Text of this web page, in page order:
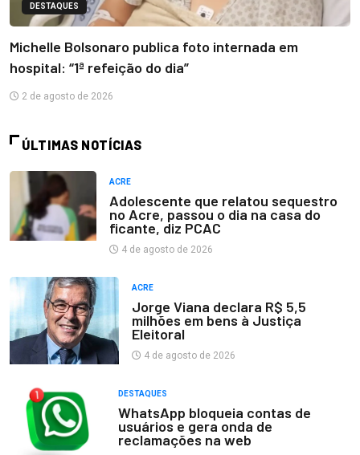
DESTAQUES
Michelle Bolsonaro publica foto internada em
hospital: “1ª refeição do dia”
2 de agosto de 2026
ÚLTIMAS NOTÍCIAS
ACRE
Adolescente que relatou sequestro
no Acre, passou o dia na casa do
ficante, diz PCAC
4 de agosto de 2026
ACRE
Jorge Viana declara R$ 5,5
milhões em bens à Justiça
Eleitoral
4 de agosto de 2026
DESTAQUES
WhatsApp bloqueia contas de
usuários e gera onda de
reclamações na web